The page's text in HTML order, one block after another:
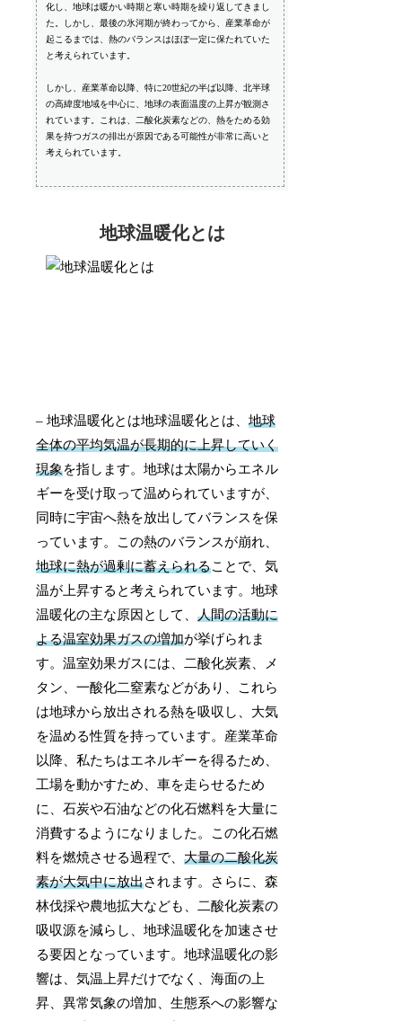
化し、地球は暖かい時期と寒い時期を繰り返してきまし
た。しかし、最後の氷河期が終わってから、産業革命が
起こるまでは、熱のバランスはほぼ一定に保たれていた
と考えられています。
しかし、産業革命以降、特に20世紀の半ば以降、北半球
の高緯度地域を中心に、地球の表面温度の上昇が観測さ
れています。これは、二酸化炭素などの、熱をためる効
果を持つガスの排出が原因である可能性が非常に高いと
考えられています。
地球温暖化とは
– 地球温暖化とは地球温暖化とは、地球
全体の平均気温が長期的に上昇していく
現象を指します。地球は太陽からエネル
ギーを受け取って温められていますが、
同時に宇宙へ熱を放出してバランスを保
っています。この熱のバランスが崩れ、
地球に熱が過剰に蓄えられることで、気
温が上昇すると考えられています。地球
温暖化の主な原因として、人間の活動に
よる温室効果ガスの増加が挙げられま
す。温室効果ガスには、二酸化炭素、メ
タン、一酸化二窒素などがあり、これら
は地球から放出される熱を吸収し、大気
を温める性質を持っています。産業革命
以降、私たちはエネルギーを得るため、
工場を動かすため、車を走らせるため
に、石炭や石油などの化石燃料を大量に
消費するようになりました。この化石燃
料を燃焼させる過程で、大量の二酸化炭
素が大気中に放出されます。さらに、森
林伐採や農地拡大なども、二酸化炭素の
吸収源を減らし、地球温暖化を加速させ
る要因となっています。地球温暖化の影
響は、気温上昇だけでなく、海面の上
昇、異常気象の増加、生態系への影響な